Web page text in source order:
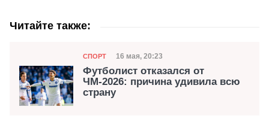
Читайте также:
Категория
СПОРТ Дата публикации
16 мая, 20:23
Футболист отказался от
ЧМ-2026: причина удивила всю
страну